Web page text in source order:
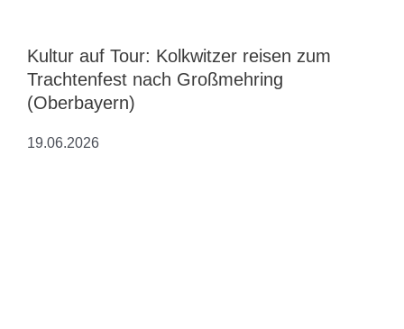
Kultur auf Tour: Kolkwitzer reisen zum
Trachtenfest nach Großmehring
(Oberbayern)
19.06.2026